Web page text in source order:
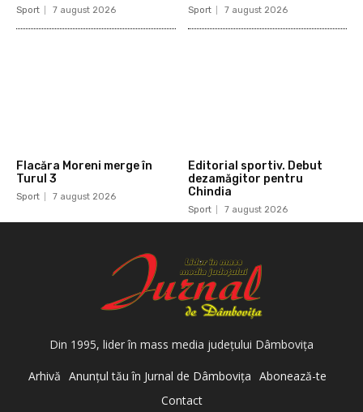
Sport 7 august 2026 Sport 7 august 2026
Flacăra Moreni merge în
Turul 3
Sport 7 august 2026
Editorial sportiv. Debut
dezamăgitor pentru
Chindia
Sport 7 august 2026
Din 1995, lider în mass media judeţului Dâmboviţa
Arhivă Anunţul tău în Jurnal de Dâmboviţa Abonează-te
Contact